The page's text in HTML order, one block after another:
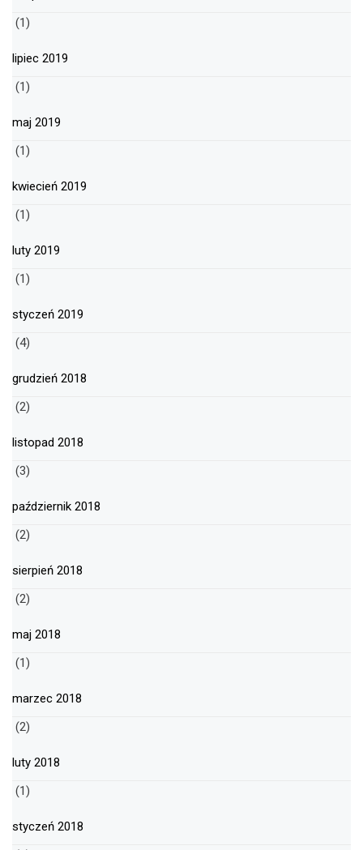
(1)
lipiec 2019
(1)
maj 2019
(1)
kwiecień 2019
(1)
luty 2019
(1)
styczeń 2019
(4)
grudzień 2018
(2)
listopad 2018
(3)
październik 2018
(2)
sierpień 2018
(2)
maj 2018
(1)
marzec 2018
(2)
luty 2018
(1)
styczeń 2018